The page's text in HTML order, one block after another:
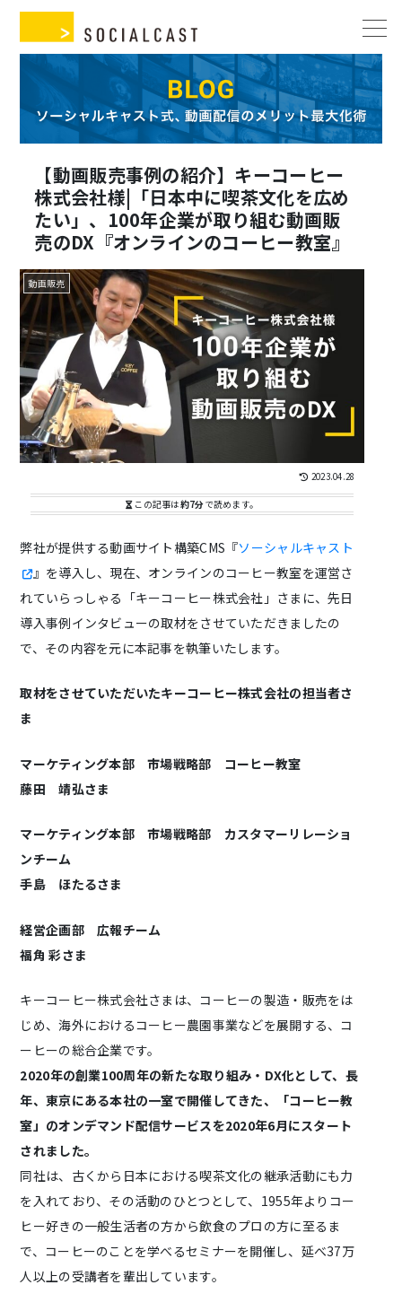
【動画販売事例の紹介】キーコーヒー
株式会社様|「日本中に喫茶文化を広め
たい」、100年企業が取り組む動画販
売のDX『オンラインのコーヒー教室』
動画販売
2023.04.28
この記事は約7分で読めます。
弊社が提供する動画サイト構築CMS『ソーシャルキャスト
』を導入し、現在、オンラインのコーヒー教室を運営さ
れていらっしゃる「キーコーヒー株式会社」さまに、先日
導入事例インタビューの取材をさせていただきましたの
で、その内容を元に本記事を執筆いたします。
取材をさせていただいたキーコーヒー株式会社の担当者さ
ま
マーケティング本部 市場戦略部 コーヒー教室
藤田 靖弘さま
マーケティング本部 市場戦略部 カスタマーリレーショ
ンチーム
手島 ほたるさま
経営企画部 広報チーム
福角 彩さま
キーコーヒー株式会社さまは、コーヒーの製造・販売をは
じめ、海外におけるコーヒー農園事業などを展開する、コ
ーヒーの総合企業です。
2020年の創業100周年の新たな取り組み・DX化として、長
年、東京にある本社の一室で開催してきた、「コーヒー教
室」のオンデマンド配信サービスを2020年6月にスタート
されました。
同社は、古くから日本における喫茶文化の継承活動にも力
を入れており、その活動のひとつとして、1955年よりコー
ヒー好きの一般生活者の方から飲食のプロの方に至るま
で、コーヒーのことを学べるセミナーを開催し、延べ37万
人以上の受講者を輩出しています。